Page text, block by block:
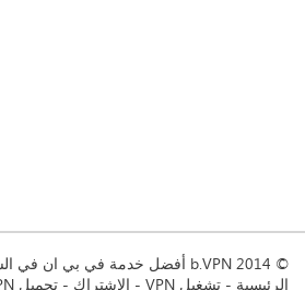
© 2014 b.VPN أفضل خدمة في بي ان في الشرق الأوسط
الرئيسية
تشغيل VPN الاشتراك تحميل VPN